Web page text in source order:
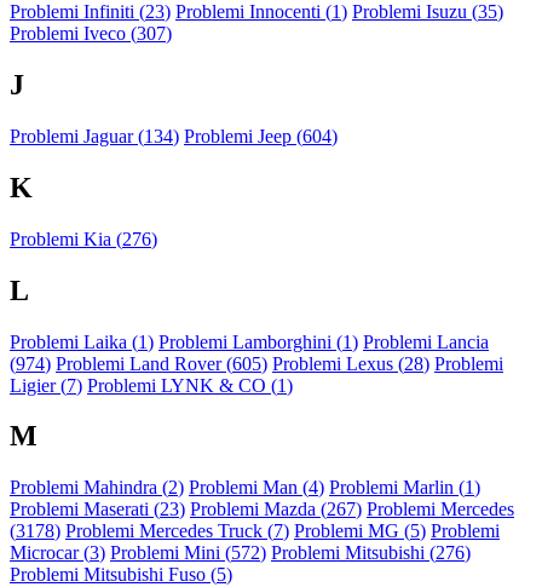
Problemi Infiniti (23) Problemi Innocenti (1) Problemi Isuzu (35)
Problemi Iveco (307)
J
Problemi Jaguar (134) Problemi Jeep (604)
K
Problemi Kia (276)
L
Problemi Laika (1) Problemi Lamborghini (1) Problemi Lancia
(974) Problemi Land Rover (605) Problemi Lexus (28) Problemi
Ligier (7) Problemi LYNK & CO (1)
M
Problemi Mahindra (2) Problemi Man (4) Problemi Marlin (1)
Problemi Maserati (23) Problemi Mazda (267) Problemi Mercedes
(3178) Problemi Mercedes Truck (7) Problemi MG (5) Problemi
Microcar (3) Problemi Mini (572) Problemi Mitsubishi (276)
Problemi Mitsubishi Fuso (5)